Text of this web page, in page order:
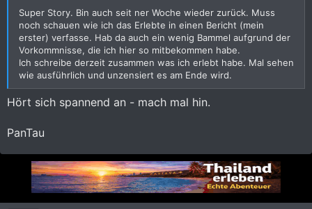
Super Story. Bin auch seit ner Woche wieder zurück. Muss
noch schauen wie ich das Erlebte in einen Bericht (mein
erster) verfasse. Hab da auch ein wenig Bammel aufgrund der
Vorkommnisse, die ich hier so mitbekommen habe.
Ich schreibe derzeit zusammen was ich erlebt habe. Mal sehen
wie ausführlich und unzensiert es am Ende wird.
Hört sich spannend an - mach mal hin.
PanTau